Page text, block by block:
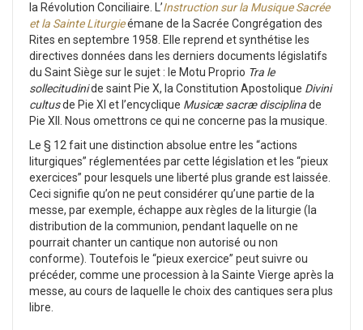
la Révolution Conciliaire. L’Instruction sur la Musique Sacrée
et la Sainte Liturgieémane de la Sacrée Congrégation des
Rites en septembre 1958. Elle reprend et synthétise les
directives données dans les derniers documents législatifs
du Saint Siège sur le sujet : le Motu Proprio Tra le
sollecitudinide saint Pie X, la Constitution Apostolique Divini
cultusde Pie XI et l’encyclique Musicæ sacræ disciplinade
Pie XII. Nous omettrons ce qui ne concerne pas la musique.
Le § 12 fait une distinction absolue entre les “actions
liturgiques” réglementées par cette législation et les “pieux
exercices” pour lesquels une liberté plus grande est laissée.
Ceci signifie qu’on ne peut considérer qu’une partie de la
messe, par exemple, échappe aux règles de la liturgie (la
distribution de la communion, pendant laquelle on ne
pourrait chanter un cantique non autorisé ou non
conforme). Toutefois le “pieux exercice” peut suivre ou
précéder, comme une procession à la Sainte Vierge après la
messe, au cours de laquelle le choix des cantiques sera plus
libre.